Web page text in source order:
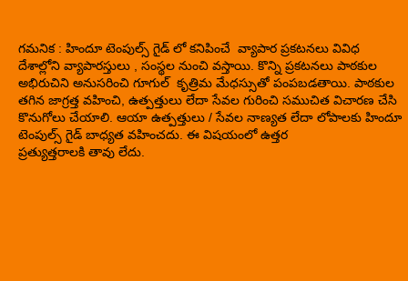
గమనిక : హిందూ టెంపుల్స్ గైడ్ లో కనిపించే వ్యాపార ప్రకటనలు వివిధ
దేశాల్లోని వ్యాపారస్తులు , సంస్థల నుంచి వస్తాయి. కొన్ని ప్రకటనలు పాఠకుల
అభిరుచిని అనుసరించి గూగుల్ కృత్రిమ మేధస్సుతో పంపబడతాయి. పాఠకుల
తగిన జాగ్రత్త వహించి, ఉత్పత్తులు లేదా సేవల గురించి సముచిత విచారణ చేసి
కొనుగోలు చేయాలి. ఆయా ఉత్పత్తులు / సేవల నాణ్యత లేదా లోపాలకు హిందూ
టెంపుల్స్ గైడ్ బాధ్యత వహించదు. ఈ విషయంలో ఉత్తర
ప్రత్యుత్తరాలకి తావు లేదు.